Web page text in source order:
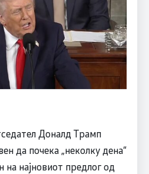
Доналд Трамп
да почека „неколку дена“
на најновиот предлог од